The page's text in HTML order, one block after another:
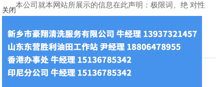
本公司就本网站所展示的信息在此声明：极限词、绝 对性
现绝 对化用词和功能性用词。并在此郑重......
2023-10-18
关闭